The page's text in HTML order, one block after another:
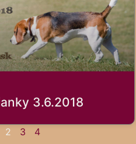
3.6.2018
2 3 4